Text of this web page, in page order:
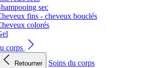
sec
fins - cheveux bouclés
colorés
corps
Retourner
Soins du corps